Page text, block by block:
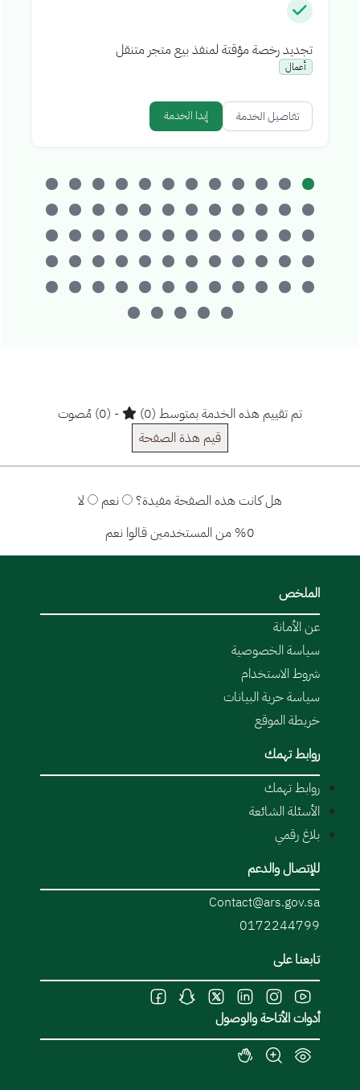
تجديد رخصة مؤقتة لمنفذ بيع متجر متنقل
أعمال
تفاصيل الخدمة إبدا الخدمة
تم تقييم هذه الخدمة بمتوسط (0)
- (0) مُصوت
قيم هذة الصفحة
هل كانت هذه الصفحة مفيدة؟ نعم
لا
%0 من المستخدمين قالوا نعم
الملخص
عن الأمانة
سياسة الخصوصية
شروط الاستخدام
سياسة حرية البيانات
خريطة الموقع
روابط تهمك
روابط تهمك
الأسئلة الشائعة
بلاغ رقمي
للإتصال والدعم
Contact@ars.gov.sa
0172244799
تابعنا على
أدوات الأتاحة والوصول